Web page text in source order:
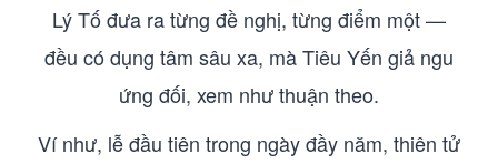
Lý Tố đưa ra từng đề nghị, từng điểm một —
đều có dụng tâm sâu xa, mà Tiêu Yến giả ngu
ứng đối, xem như thuận theo.
Ví như, lễ đầu tiên trong ngày đầy năm, thiên tử